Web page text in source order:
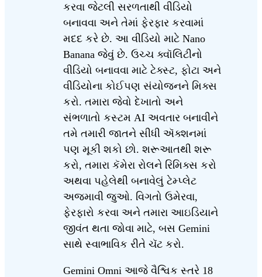
કરવા જેટલી સરળતાથી વીડિયો
બનાવવા અને તેમાં ફેરફાર કરવામાં
મદદ કરે છે. આ વીડિયો માટે Nano
Banana જેવું છે. ઉચ્ચ ક્વૉલિટીનો
વીડિયો બનાવવા માટે ટેક્સ્ટ, ફોટા અને
વીડિયોના કોઈપણ સંયોજનને મિક્સ
કરો. તમારા જેવો દેખાતો અને
સંભળાતો કસ્ટમ AI અવતાર બનાવીને
તમે તમારી જાતને સીધી ઍક્શનમાં
પણ મૂકી શકો છો. શરૂઆતથી શરૂ
કરો, તમારા કૅમેરા રોલને રિમિક્સ કરો
અથવા પહેલેથી બનાવેલું ટેમ્પ્લેટ
અજમાવી જુઓ. વિગતો ઉમેરવા,
ફેરફારો કરવા અને તમારા આઇડિયાને
જીવંત થતા જોવા માટે, બસ Gemini
સાથે સ્વાભાવિક રીતે ચૅટ કરો.
Gemini Omni આજે વૈશ્વિક સ્તરે 18